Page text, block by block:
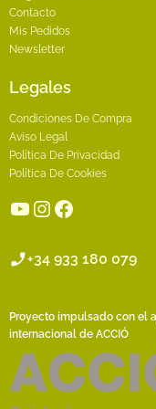
Contacto
Mis Pedidos
Newsletter
Legales
Condiciones De Compra
Aviso Legal
Política De Privacidad
Política De Cookies
YouTube
Instagram
Facebook
+34 933 180 079
Proyecto impulsado con el
internacional de ACCIÓ